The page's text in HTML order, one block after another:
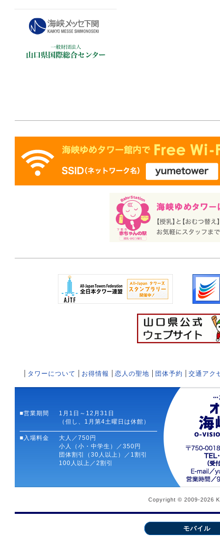
タワーについて お得情報 恋人の聖地 団体予約 交通アク
■営業期間
1月1日～12月31日
（但し、1月第4土曜日は休館）
■入場料金
大人／750円
小人（小・中学生）／350円
団体割引（30人以上）／1割引
100人以上／2割引
Copyright © 2009-2026
モバイル